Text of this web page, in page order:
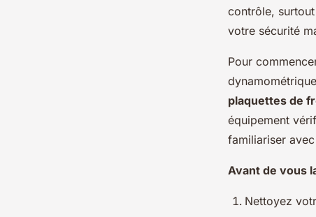
contrôle,
votre sécurité
Pour
plaquettes de
équipement
familiariser
Avant de vous
Nettoyez